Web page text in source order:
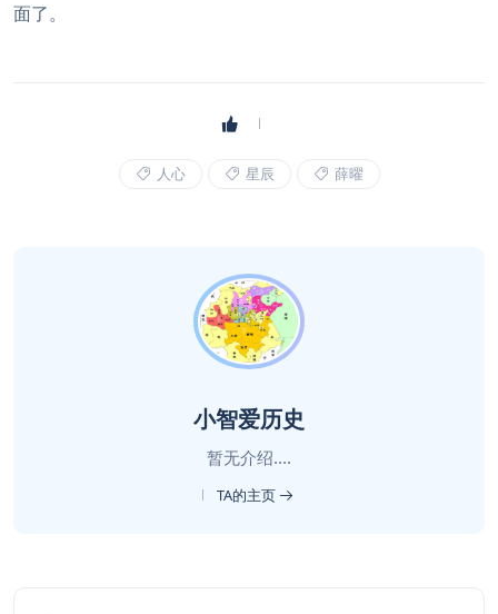
面了。
人心 星辰 薛曜
小智爱历史
暂无介绍....
TA的主页